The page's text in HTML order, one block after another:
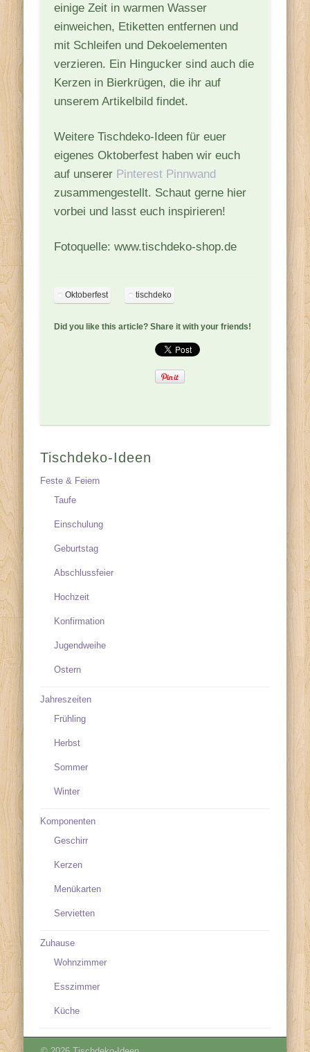
einige Zeit in warmen Wasser
einweichen, Etiketten entfernen und
mit Schleifen und Dekoelementen
verzieren. Ein Hingucker sind auch die
Kerzen in Bierkrügen, die ihr auf
unserem Artikelbild findet.
Weitere Tischdeko-Ideen für euer
eigenes Oktoberfest haben wir euch
auf unserer Pinterest Pinnwand
zusammengestellt. Schaut gerne hier
vorbei und lasst euch inspirieren!
Fotoquelle: www.tischdeko-shop.de
Oktoberfest tischdeko
Did you like this article? Share it with your friends!
Tischdeko-Ideen
Feste & Feiern
Taufe
Einschulung
Geburtstag
Abschlussfeier
Hochzeit
Konfirmation
Jugendweihe
Ostern
Jahreszeiten
Frühling
Herbst
Sommer
Winter
Komponenten
Geschirr
Kerzen
Menükarten
Servietten
Zuhause
Wohnzimmer
Esszimmer
Küche